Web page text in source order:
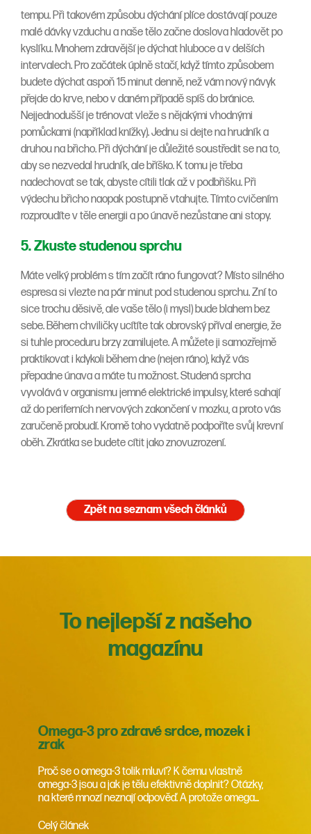
tempu. Při takovém způsobu dýchání plíce dostávají pouze
malé dávky vzduchu a naše tělo začne doslova hladovět po
kyslíku. Mnohem zdravější je dýchat hluboce a v delších
intervalech. Pro začátek úplně stačí, když tímto způsobem
budete dýchat aspoň 15 minut denně, než vám nový návyk
přejde do krve, nebo v daném případě spíš do bránice.
Nejjednodušší je trénovat vleže s nějakými vhodnými
pomůckami (například knížky). Jednu si dejte na hrudník a
druhou na břicho. Při dýchání je důležité soustředit se na to,
aby se nezvedal hrudník, ale bříško. K tomu je třeba
nadechovat se tak, abyste cítili tlak až v podbřišku. Při
výdechu břicho naopak postupně vtahujte. Tímto cvičením
rozproudíte v těle energii a po únavě nezůstane ani stopy.
5. Zkuste studenou sprchu
Máte velký problém s tím začít ráno fungovat? Místo silného
espresa si vlezte na pár minut pod studenou sprchu. Zní to
sice trochu děsivě, ale vaše tělo (i mysl) bude blahem bez
sebe. Během chviličky ucítíte tak obrovský příval energie, že
si tuhle proceduru brzy zamilujete. A můžete ji samozřejmě
praktikovat i kdykoli během dne (nejen ráno), když vás
přepadne únava a máte tu možnost. Studená sprcha
vyvolává v organismu jemné elektrické impulsy, které sahají
až do periferních nervových zakončení v mozku, a proto vás
zaručeně probudí. Kromě toho vydatně podpoříte svůj krevní
oběh. Zkrátka se budete cítit jako znovuzrození.
Zpět na seznam všech článků
To nejlepší z našeho
magazínu
Omega-3 pro zdravé srdce, mozek i
zrak
Proč se o omega-3 tolik mluví? K čemu vlastně
omega-3 jsou a jak je tělu efektivně doplnit? Otázky,
na které mnozí neznají odpověď. A protože omega...
Celý článek